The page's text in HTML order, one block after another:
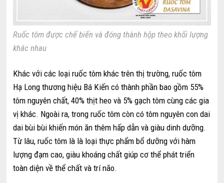
Ruốc tôm được chế biến và đóng thành hộp theo khối lượng
khác nhau
Khác với các loại ruốc tôm khác trên thị trường, ruốc tôm
Hạ Long thương hiệu Bá Kiến có thành phần bao gồm 55%
tôm nguyên chất, 40% thịt heo và 5% gạch tôm cùng các gia
vị khác. Ngoài ra, trong ruốc tôm còn có tôm nguyên con dai
dai bùi bùi khiến món ăn thêm hấp dẫn và giàu dinh dưỡng.
Từ lâu, ruốc tôm là là loại thực phẩm bổ dưỡng với hàm
lượng đạm cao, giàu khoáng chất giúp cơ thể phát triển
toàn diện về thể chất và trí não.